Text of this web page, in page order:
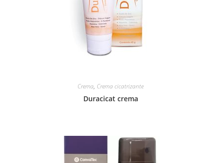
Crema, Crema cicatrizante
Duracicat crema